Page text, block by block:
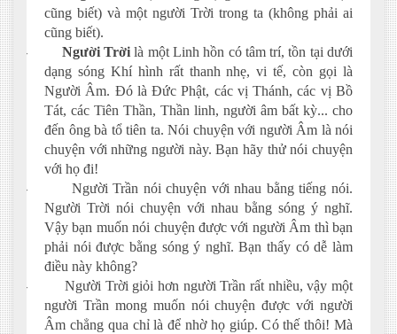
cũng biết) và một người Trời trong ta (không phải ai
cũng biết).
-
Người Trời là một Linh hồn có tâm trí, tồn tại dưới
dạng sóng Khí hình rất thanh nhẹ, vi tế, còn gọi là
Người Âm. Đó là Đức Phật, các vị Thánh, các vị Bồ
Tát, các Tiên Thần, Thần linh, người âm bất kỳ... cho
đến ông bà tổ tiên ta. Nói chuyện với người Âm là nói
chuyện với những người này. Bạn hãy thử nói chuyện
với họ đi!
-
Người Trần nói chuyện với nhau bằng tiếng nói.
Người Trời nói chuyện với nhau bằng sóng ý nghĩ.
Vậy bạn muốn nói chuyện được với người Âm thì bạn
phải nói được bằng sóng ý nghĩ. Bạn thấy có dễ làm
điều này không?
-
Người Trời giỏi hơn người Trần rất nhiều, vậy một
người Trần mong muốn nói chuyện được với người
Âm chẳng qua chỉ là để nhờ họ giúp. Có thế thôi! Mà